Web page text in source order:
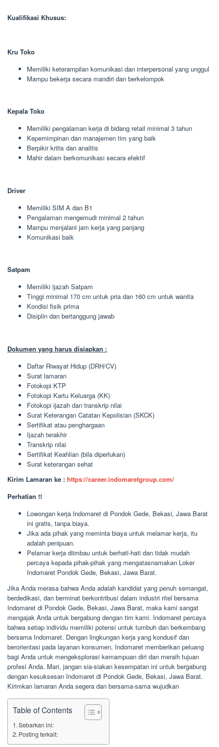
Kualifikasi Khusus:
Kru Toko
Memiliki keterampilan komunikasi dan interpersonal yang unggul
Mampu bekerja secara mandiri dan berkelompok
Kepala Toko
Memiliki pengalaman kerja di bidang retail minimal 3 tahun
Kepemimpinan dan manajemen tim yang baik
Berpikir kritis dan analitis
Mahir dalam berkomunikasi secara efektif
Driver
Memiliki SIM A dan B1
Pengalaman mengemudi minimal 2 tahun
Mampu menjalani jam kerja yang panjang
Komunikasi baik
Satpam
Memiliki ijazah Satpam
Tinggi minimal 170 cm untuk pria dan 160 cm untuk wanita
Kondisi fisik prima
Disiplin dan bertanggung jawab
Dokumen yang harus disiapkan :
Daftar Riwayat Hidup (DRH/CV)
Surat lamaran
Fotokopi KTP
Fotokopi Kartu Keluarga (KK)
Fotokopi ijazah dan transkrip nilai
Surat Keterangan Catatan Kepolisian (SKCK)
Sertifikat atau penghargaan
Ijazah terakhir
Transkrip nilai
Sertifikat Keahlian (bila diperlukan)
Surat keterangan sehat
Kirim Lamaran ke : https://career.indomaretgroup.com/
Perhatian !!
Lowongan kerja Indomaret di Pondok Gede, Bekasi, Jawa Barat
ini gratis, tanpa biaya.
Jika ada pihak yang meminta biaya untuk melamar kerja, itu
adalah penipuan.
Pelamar kerja diimbau untuk berhati-hati dan tidak mudah
percaya kepada pihak-pihak yang mengatasnamakan Loker
Indomaret Pondok Gede, Bekasi, Jawa Barat.
Jika Anda merasa bahwa Anda adalah kandidat yang penuh semangat,
berdedikasi, dan berminat berkontribusi dalam industri ritel bersama
Indomaret di Pondok Gede, Bekasi, Jawa Barat, maka kami sangat
mengajak Anda untuk bergabung dengan tim kami. Indomaret percaya
bahwa setiap individu memiliki potensi untuk tumbuh dan berkembang
bersama Indomaret. Dengan lingkungan kerja yang kondusif dan
berorientasi pada layanan konsumen, Indomaret memberikan peluang
bagi Anda untuk mengeksplorasi kemampuan diri dan meraih tujuan
profesi Anda. Mari, jangan sia-siakan kesempatan ini untuk bergabung
dengan kesuksesan Indomaret di Pondok Gede, Bekasi, Jawa Barat.
Kirimkan lamaran Anda segera dan bersama-sama wujudkan
Table of Contents
Sebarkan ini:
Posting terkait: